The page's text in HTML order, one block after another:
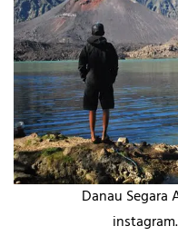
Danau Segara